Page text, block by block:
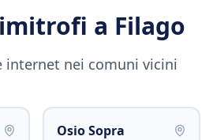
a Filago
internet nei comuni vicini
Osio Sopra